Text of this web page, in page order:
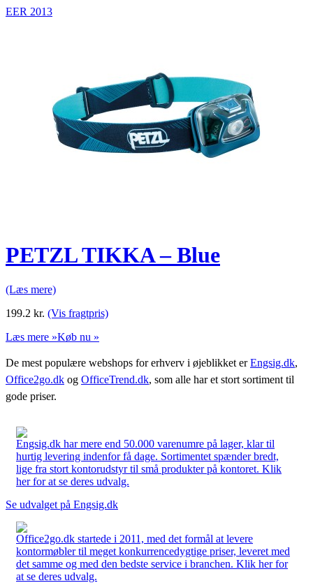
EER 2013
PETZL TIKKA – Blue
(Læs mere)
199.2 kr. (Vis fragtpris)
Læs mere »Køb nu »
De mest populære webshops for erhverv i øjeblikket erEngsig.dk,
Office2go.dk og OfficeTrend.dk, som alle har et stort sortiment til
gode priser.
Engsig.dk har mere end 50.000 varenumre på lager, klar til
hurtig levering indenfor få dage. Sortimentet spænder bredt,
lige fra stort kontorudstyr til små produkter på kontoret. Klik
her for at se deres udvalg.
Se udvalget på Engsig.dk
Office2go.dk startede i 2011, med det formål at levere
kontormøbler til meget konkurrencedygtige priser, leveret med
det samme og med den bedste service i branchen. Klik her for
at se deres udvalg.